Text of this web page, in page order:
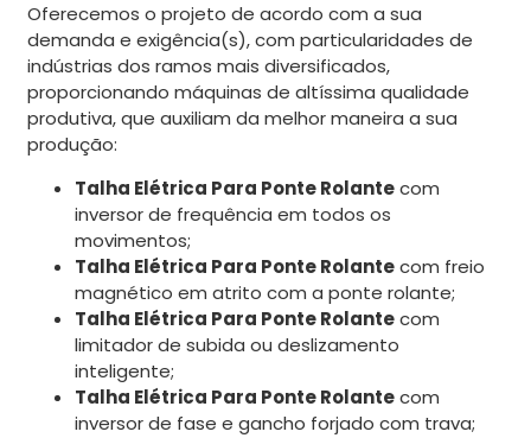
Oferecemos o projeto de acordo com a sua
demanda e exigência(s), com particularidades de
indústrias dos ramos mais diversificados,
proporcionando máquinas de altíssima qualidade
produtiva, que auxiliam da melhor maneira a sua
produção:
Talha Elétrica Para Ponte Rolantecom
inversor de frequência em todos os
movimentos;
Talha Elétrica Para Ponte Rolantecom freio
magnético em atrito com a ponte rolante;
Talha Elétrica Para Ponte Rolantecom
limitador de subida ou deslizamento
inteligente;
Talha Elétrica Para Ponte Rolantecom
inversor de fase e gancho forjado com trava;